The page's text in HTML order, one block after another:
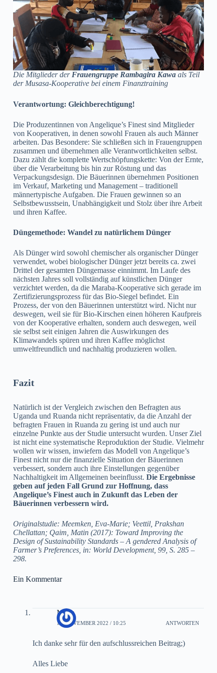
Die Mitglieder der Frauengruppe Rambagira Kawaals Teil
der Musasa-Kooperative bei einem Finanztraining
Verantwortung: Gleichberechtigung!
Die Produzentinnen von Angelique’s Finest sind Mitglieder
von Kooperativen, in denen sowohl Frauen als auch Männer
arbeiten. Das Besondere: Sie schließen sich in Frauengruppen
zusammen und übernehmen alle Verantwortlichkeiten selbst.
Dazu zählt die komplette Wertschöpfungskette: Von der Ernte,
über die Verarbeitung bis hin zur Röstung und das
Verpackungsdesign. Die Bäuerinnen übernehmen Positionen
im Verkauf, Marketing und Management – traditionell
männertypische Aufgaben. Die Frauen gewinnen so an
Selbstbewusstsein, Unabhängigkeit und Stolz über ihre Arbeit
und ihren Kaffee.
Düngemethode: Wandel zu natürlichem Dünger
Als Dünger wird sowohl chemischer als organischer Dünger
verwendet, wobei biologischer Dünger jetzt bereits ca. zwei
Drittel der gesamten Düngemasse einnimmt. Im Laufe des
nächsten Jahres soll vollständig auf künstlichen Dünger
verzichtet werden, da die Maraba-Kooperative sich gerade im
Zertifizierungsprozess für das Bio-Siegel befindet. Ein
Prozess, der von den Bäuerinnen unterstützt wird. Nicht nur
deswegen, weil sie für Bio-Kirschen einen höheren Kaufpreis
von der Kooperative erhalten, sondern auch deswegen, weil
sie selbst seit einigen Jahren die Auswirkungen des
Klimawandels spüren und ihren Kaffee möglichst
umweltfreundlich und nachhaltig produzieren wollen.
Fazit
Natürlich ist der Vergleich zwischen den Befragten aus
Uganda und Ruanda nicht repräsentativ, da die Anzahl der
befragten Frauen in Ruanda zu gering ist und auch nur
einzelne Punkte aus der Studie untersucht wurden. Unser Ziel
ist nicht eine systematische Reproduktion der Studie. Vielmehr
wollen wir wissen, inwiefern das Modell von Angelique’s
Finest nicht nur die finanzielle Situation der Bäuerinnen
verbessert, sondern auch ihre Einstellungen gegenüber
Nachhaltigkeit im Allgemeinen beeinflusst. Die Ergebnisse
geben auf jeden Fall Grund zur Hoffnung, dass
Angelique’s Finest auch in Zukunft das Leben der
Bäuerinnen verbessern wird.
Originalstudie: Meemken, Eva-Marie; Veettil, Prakshan
Chellattan; Qaim, Matin (2017): Toward Improving the
Design of Sustainability Standards – A gendered Analysis of
Farmer’s Preferences, in: World Development, 99, S. 285 –
298.
Ein Kommentar
Malin
17. NOVEMBER 2022 / 10:25 ANTWORTEN
Ich danke sehr für den aufschlussreichen Beitrag;)
Alles Liebe